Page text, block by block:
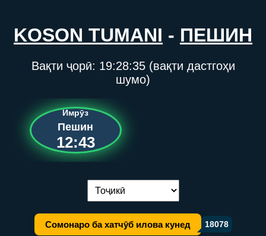
KOSON TUMANI - ПЕШИН
Вақти ҷорӣ: 19:28:35(вақти дастгоҳи
шумо)
Имрӯз
Пешин
12:43
Иваз кардани забон:
Сомонаро ба хатчӯб илова кунед 18078